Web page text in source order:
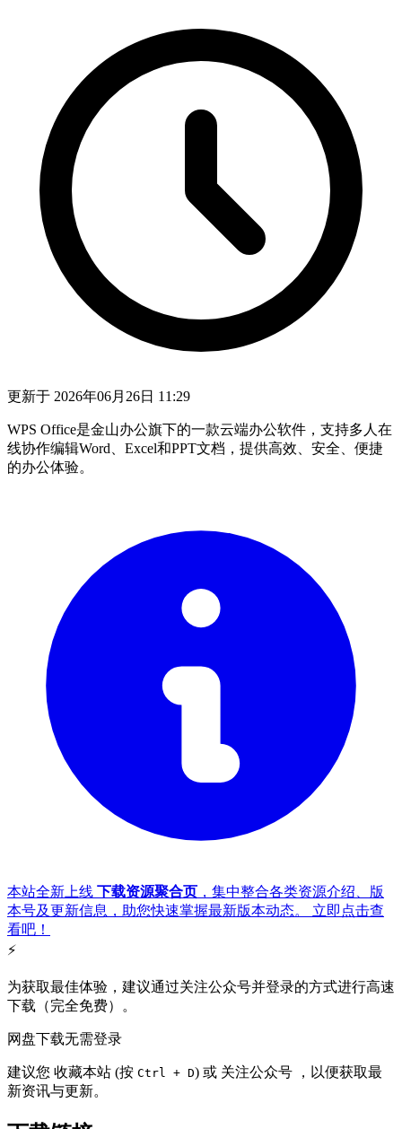
更新于 2026年06月26日 11:29
WPS Office是金山办公旗下的一款云端办公软件，支持多人在
线协作编辑Word、Excel和PPT文档，提供高效、安全、便捷
的办公体验。
本站全新上线 下载资源聚合页 ，集中整合各类资源介绍、版
本号及更新信息，助您快速掌握最新版本动态。 立即点击查
看吧 ！
⚡
为获取最佳体验，建议通过关注公众号并登录的方式进行高速
下载（完全免费）。
网盘下载无需登录
建议您 收藏本站 (按 Ctrl + D) 或 关注公众号 ，以便获取最
新资讯与更新。